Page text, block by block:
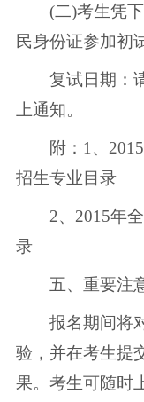
(二)考生凭下
民身份证参加初
复试日期：请
上通知。
附：1、2015
招生专业目录
2、2015年全
录
五、重要注意
报名期间将对
验，并在考生提
果。考生可随时